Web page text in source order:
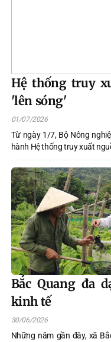
Hệ thống truy
'lên sóng'
01/07/2026
Từ ngày 1/7, Bộ Nông
hành Hệ thống truy xuất
Bắc Quang đa
kinh tế
30/06/2026
Những năm gần đây, xã